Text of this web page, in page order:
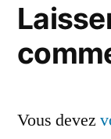
Vous devez